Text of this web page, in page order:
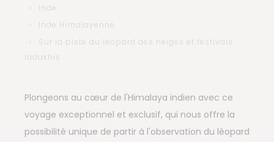
Inde
Inde Himalayenne
Sur la piste du léopard des neiges et festivals
ladakhis
Plongeons au cœur de l'Himalaya indien avec ce
voyage exceptionnel et exclusif, qui nous offre la
possibilité unique de partir à l'observation du léopard